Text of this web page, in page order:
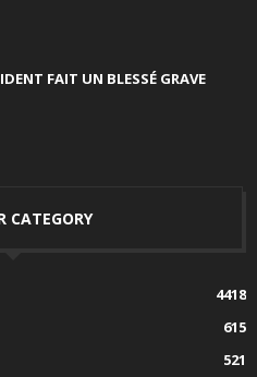
FAIT UN BLESSÉ GRAVE
CATEGORY
4418
615
521